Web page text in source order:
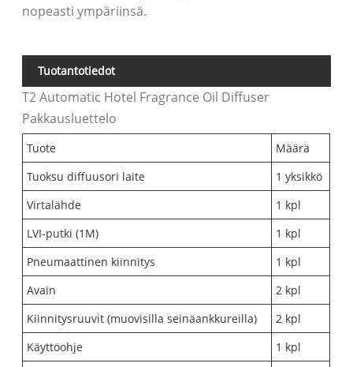
nopeasti ympäriinsä.
Tuotantotiedot
T2 Automatic Hotel Fragrance Oil Diffuser
Pakkausluettelo
Tuote
Määrä
Tuoksu diffuusori laite
1 yksikkö
Virtalähde
1 kpl
LVI-putki (1M)
1 kpl
Pneumaattinen kiinnitys
1 kpl
Avain
2 kpl
Kiinnitysruuvit (muovisilla seinäankkureilla)
2 kpl
Käyttöohje
1 kpl